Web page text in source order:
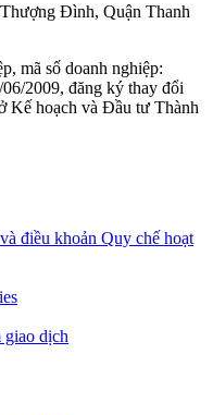
Đình, Quận Thanh
mã số doanh nghiệp:
2009, đăng ký thay đổi
Kế hoạch và Đầu tư Thành
điều khoản Quy chế hoạt
giao dịch